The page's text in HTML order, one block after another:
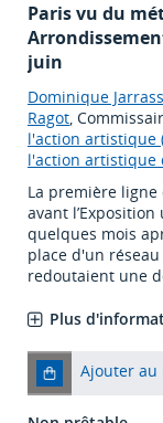
Paris vu du
juin
Dominique
Ragot,
l'action artistique
l'action artistique
La première
avant
quelques mois
place d'un
redoutaient une
Plus
Ajouter au